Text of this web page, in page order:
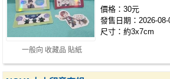
一般向 收藏品 貼紙
價格：30元
發售日期：2026-08-
尺寸：約3x7cm